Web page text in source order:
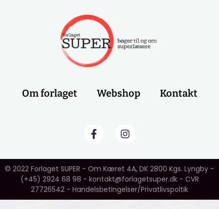
Om forlaget Webshop Kontakt
F
a
e
b
o
o
k
I
n
t
a
g
r
a
© 2022 Forlaget SUPER - Om Kæret 4A, DK 2800 Kgs. Lyngby -
(+45) 2924 68 98 - kontakt@forlagetsuper.dk - CVR
27726542 - Handelsbetingelser/Privatlivspoltik